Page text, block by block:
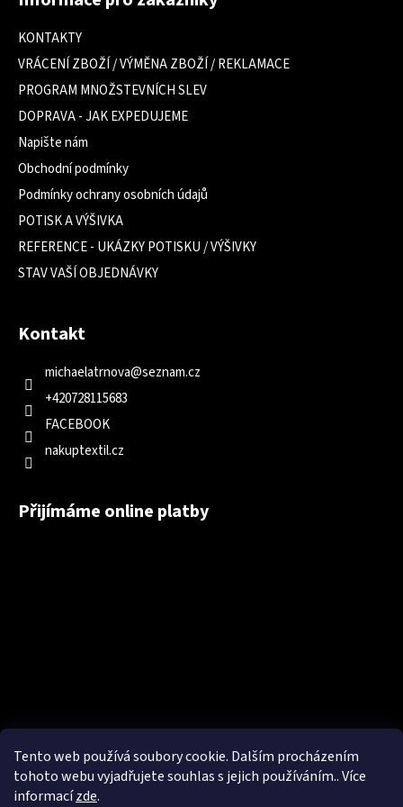
Tento web používá soubory cookie. Dalším procházením
tohoto webu vyjadřujete souhlas s jejich používáním.. Více
informacízde.
KONTAKTY
VRÁCENÍ ZBOŽÍ / VÝMĚNA ZBOŽÍ / REKLAMACE
PROGRAM MNOŽSTEVNÍCH SLEV
DOPRAVA - JAK EXPEDUJEME
Napište nám
Obchodní podmínky
Podmínky ochrany osobních údajů
POTISK A VÝŠIVKA
REFERENCE - UKÁZKY POTISKU / VÝŠIVKY
STAV VAŠÍ OBJEDNÁVKY
Kontakt
michaelatrnova@seznam.cz
+420728115683
FACEBOOK
nakuptextil.cz
Přijímáme online platby